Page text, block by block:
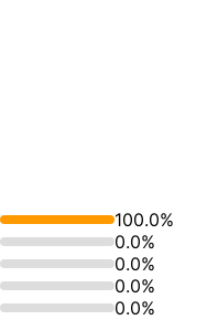
100.0%
0.0%
0.0%
0.0%
0.0%